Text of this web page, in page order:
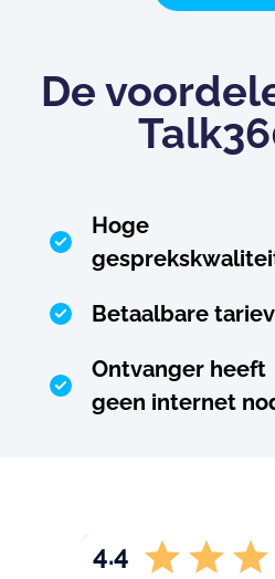
De
Hoge
Betaalbare
Ontvanger heeft
geen internet
4.4